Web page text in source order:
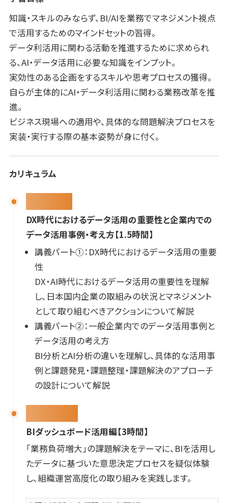
知識・スキルのみならず、BI/AIを業務でマネジメント視点
で活用するためのマインドセットの習得。
データ利活用に関わる活動を推進するために求められ
る、AI・データ活用に必要な知識をインプット。
実効性のある企画をするスキルや思考プロセスの獲得。
自らが主体的にAI・データ利活用に関わる業務改革を推
進。
ビジネス現場への適用や、具体的な問題解決プロセスを
実装・実行する際の基本姿勢が身に付く。
カリキュラム
DX時代におけるデータ活用の重要性と企業内での
データ活用事例・考え方【1.5時間】
講義パート①：DX時代におけるデータ活用の重要
性
DX・AI時代におけるデータ活用の重要性を理解
し、日本国内企業の取組みの状況とマネジメント
として取り組むべきアクションについて解説
講義パート②：一般企業内でのデータ活用事例と
データ活用の考え方
BI分析とAI分析の違いを理解し、具体的な活用事
例と課題発見・課題整理・課題解決のアプローチ
の設計について解説
BIダッシュボード活用編【3時間】
「業務負荷増大」の課題解決をテーマに、BIを活用し
たデータに基づいた意思決定プロセスを疑似体験
し、組織運営高度化の取り組みを実践します。